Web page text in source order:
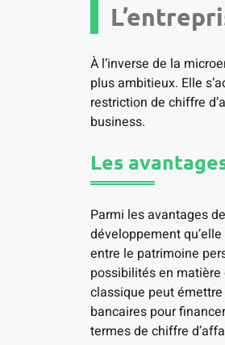
À l’inverse de la
plus ambitieux. Elle
restriction de chiffre
business.
Les
Parmi les avantages
développement
entre le patrimoine
possibilités en matière
classique peut
bancaires pour
termes de chiffre